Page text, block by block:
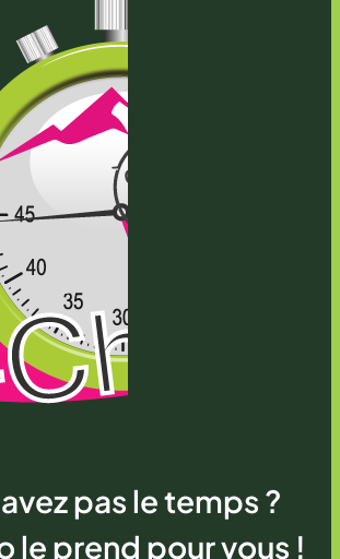
pas le temps ?
le prend pour vous !